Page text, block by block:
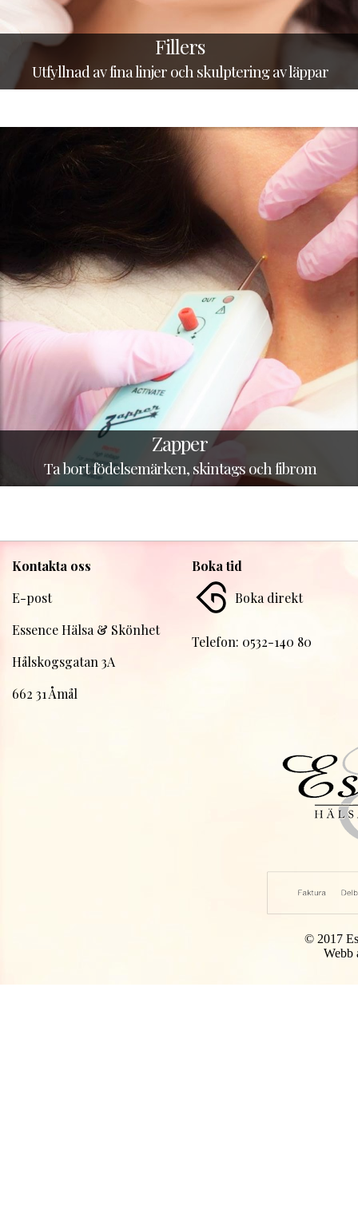
Fillers
Utfyllnad av fina linjer och skulptering av läppar
Zapper
Ta bort födelsemärken, skintags och fibrom
Kontakta oss
E-post
Essence Hälsa & Skönhet
Hålskogsgatan 3A
662 31 Åmål
Boka tid
Boka direkt
Telefon: 0532-140 80
© 2017
Webb